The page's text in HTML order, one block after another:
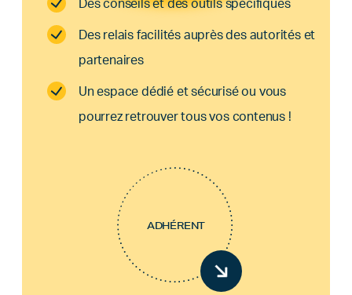
Des conseils et des outils spécifiques
Des relais facilités auprès des autorités et
partenaires
Un espace dédié et sécurisé ou vous
pourrez retrouver tous vos contenus !
ADHÉRENT